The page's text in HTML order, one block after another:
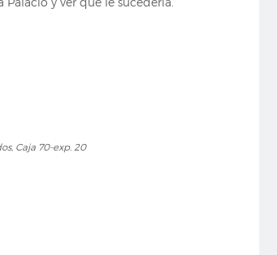
Caja 70-exp. 20